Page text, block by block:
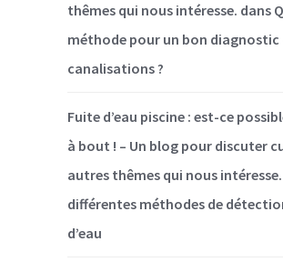
thêmes qui nous intéresse. dans
méthode pour un bon diagnostic
canalisations ?
Fuite d’eau piscine : est-ce
à bout ! – Un blog pour discuter
autres thêmes qui nous intéresse.
différentes méthodes de
d’eau